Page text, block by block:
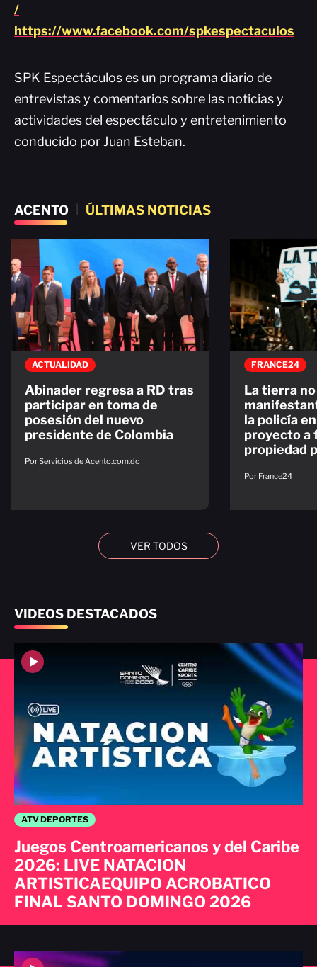
/
https://www.facebook.com/spkespectaculos
SPK Espectáculos es un programa diario de
entrevistas y comentarios sobre las noticias y
actividades del espectáculo y entretenimiento
conducido por Juan Esteban.
ACENTO ÚLTIMAS NOTICIAS
ACTUALIDAD
Abinader regresa a RD tras
participar en toma de
posesión del nuevo
presidente de Colombia
Por Servicios de Acento.com.do
FRANCE24
La tierra
la policía
proyecto a
propiedad
Por France24
VER TODOS
VIDEOS DESTACADOS
ATV DEPORTES
Juegos Centroamericanos y del Caribe
2026: LIVE NATACION
ARTISTICAEQUIPO ACROBATICO
FINAL SANTO DOMINGO 2026